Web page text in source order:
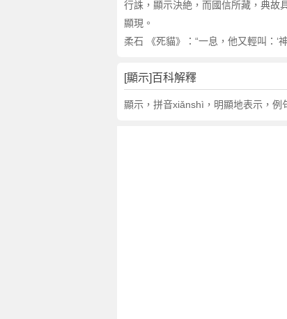
思
示
英
行誅，顯示決絶，而國信所藏，典故
顯現。
柔石 《死貓》：“一息，他又輕叫：‘
[顯示]百科解釋
顯示，拼音xiǎnshì，明顯地表示，